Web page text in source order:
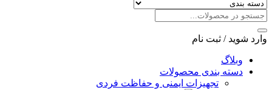
وارد شوید / ثبت نام
وبلاگ
دسته بندی محصولات
تجهیزات ایمنی و حفاظت فردی